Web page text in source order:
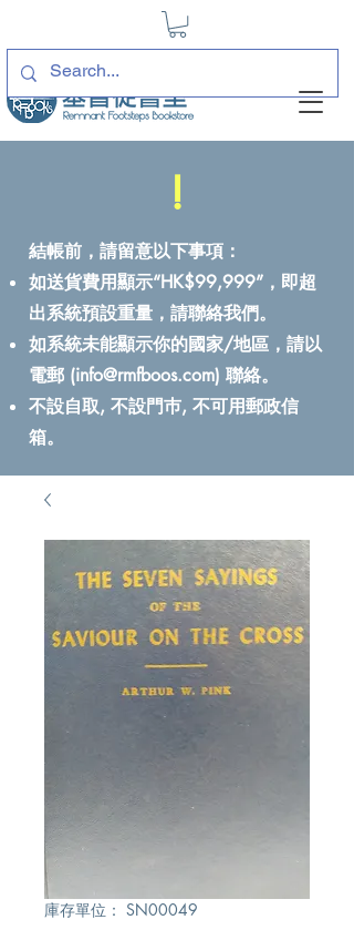
!
結帳前，請留意以下事項：
如送貨費用顯示“HK$99,999”，即超
出系統預設重量，請聯絡我們。
如系統未能顯示你的國家/地區，請以
電郵 (info@rmfboos.com) 聯絡。
不設自取, 不設門巿, 不可用郵政信
箱。
庫存單位： SN00049